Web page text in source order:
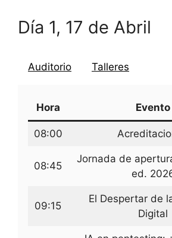
Día 1, 17 de Abril
Auditorio Talleres
Hora Evento
08:00
08:45
Jornada de
ed.
09:15
El Despertar de
Digital